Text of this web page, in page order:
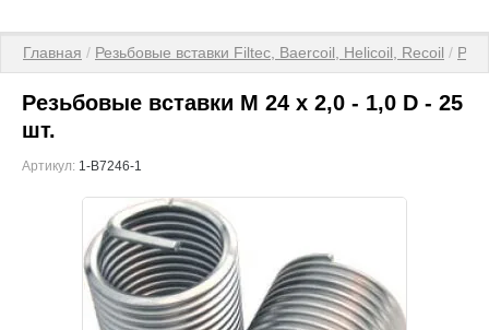
Главная / Резьбовые вставки Filtec, Baercoil, Helicoil, Recoil /
Резьбовые вставки M 24 x 2,0 - 1,0 D - 25
шт.
Артикул: 1-B7246-1